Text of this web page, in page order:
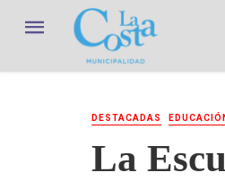
DESTACADAS
La